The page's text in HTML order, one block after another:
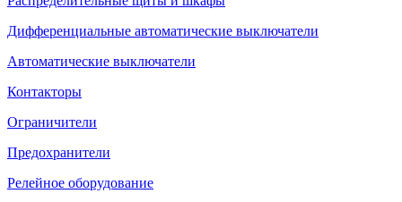
Дифференциальные автоматические выключатели
Автоматические выключатели
Контакторы
Ограничители
Предохранители
Релейное оборудование